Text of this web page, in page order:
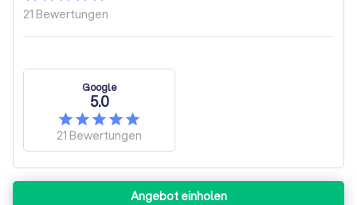
21 Bewertungen
Google
5.0
21 Bewertungen
Angebot einholen